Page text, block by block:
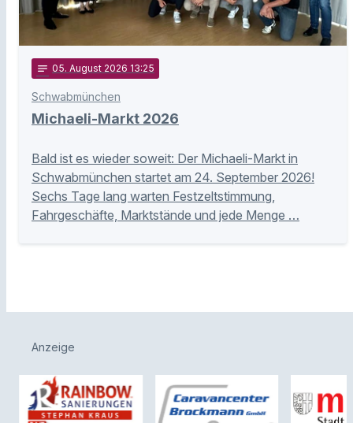
notes 05. August 2026 13:25
Schwabmünchen
Michaeli-Markt 2026
Bald ist es wieder soweit: Der Michaeli-Markt in
Schwabmünchen startet am 24. September 2026!
Sechs Tage lang warten Festzeltstimmung,
Fahrgeschäfte, Marktstände und jede Menge …
Anzeige